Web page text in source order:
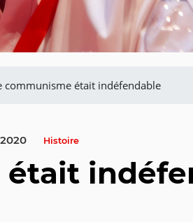
communisme était indéfendable
Histoire
était